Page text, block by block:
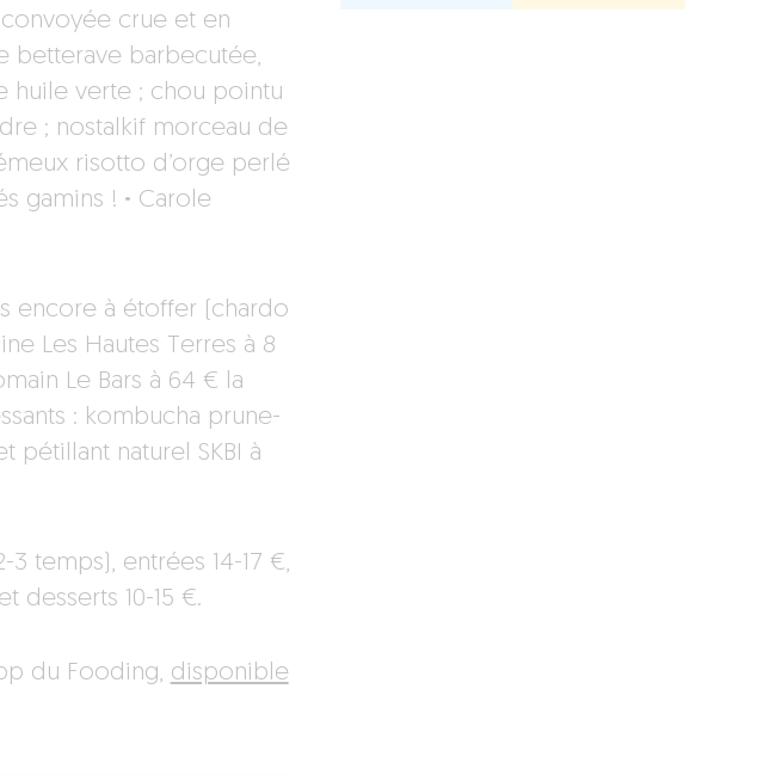
crue et en
betterave barbecutée,
huile verte ; chou pointu
; nostalkif morceau de
risotto d’orge perlé
gamins ! · Carole
encore à étoffer (chardo
Les Hautes Terres à 8
Le Bars à 64 € la
: kombucha prune-
pétillant naturel SKBI à
temps), entrées 14-17 €,
et desserts 10-15 €.
du Fooding, disponible